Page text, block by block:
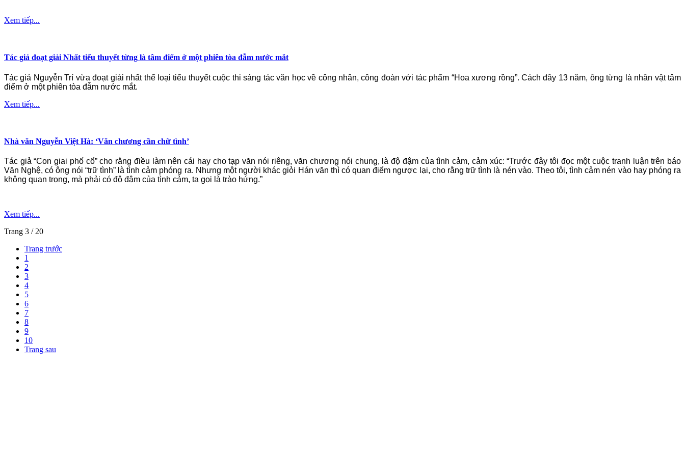
Xem tiếp...
Tác giả đoạt giải Nhất tiểu thuyết từng là tâm điểm ở một phiên tòa đẫm nước mắt
Tác giả Nguyễn Trí vừa đoạt giải nhất thể loại tiểu thuyết cuộc thi sáng tác văn học về công nhân, công đoàn với tác phẩm “Hoa xương rồng”. Cách đây 13 năm, ông từng là nhân vật tâm
điểm ở một phiên tòa đẫm nước mắt.
Xem tiếp...
Nhà văn Nguyễn Việt Hà: ‘Văn chương cần chữ tình’
Tác giả “Con giai phố cổ” cho rằng điều làm nên cái hay cho tạp văn nói riêng, văn chương nói chung, là độ đậm của tình cảm, cảm xúc: “Trước đây tôi đọc một cuộc tranh luận trên báo
Văn Nghệ, có ông nói “trữ tình” là tình cảm phóng ra. Nhưng một người khác giỏi Hán văn thì có quan điểm ngược lại, cho rằng trữ tình là nén vào. Theo tôi, tình cảm nén vào hay phóng ra
không quan trọng, mà phải có độ đậm của tình cảm, ta gọi là trào hứng.”
Xem tiếp...
Trang 3 / 20
Trang trước
1
2
3
4
5
6
7
8
9
10
Trang sau